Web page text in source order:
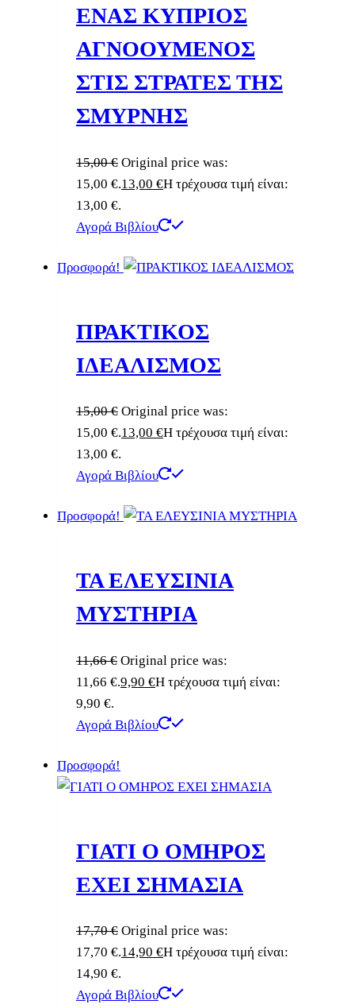
ΕΝΑΣ ΚΥΠΡΙΟΣ
ΑΓΝΟΟΥΜΕΝΟΣ
ΣΤΙΣ ΣΤΡΑΤΕΣ ΤΗΣ
ΣΜΥΡΝΗΣ
15,00€ Original price was:
15,00 €.13,00 €Η τρέχουσα τιμή είναι:
13,00 €.
Αγορά Βιβλίου
Προσφορά!
ΠΡΑΚΤΙΚΟΣ
ΙΔΕΑΛΙΣΜΟΣ
15,00€ Original price was:
15,00 €.13,00 €Η τρέχουσα τιμή είναι:
13,00 €.
Αγορά Βιβλίου
Προσφορά!
ΤΑ ΕΛΕΥΣΙΝΙΑ
ΜΥΣΤΗΡΙΑ
11,66€ Original price was:
11,66 €.9,90 €Η τρέχουσα τιμή είναι:
9,90 €.
Αγορά Βιβλίου
Προσφορά!
ΓΙΑΤΙ Ο ΟΜΗΡΟΣ
ΕΧΕΙ ΣΗΜΑΣΙΑ
17,70€ Original price was:
17,70 €.14,90 €Η τρέχουσα τιμή είναι:
14,90 €.
Αγορά Βιβλίου